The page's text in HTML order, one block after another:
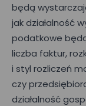
będą
jak działalność
podatkowe
liczba faktur,
i styl rozliczeń
czy
działalność